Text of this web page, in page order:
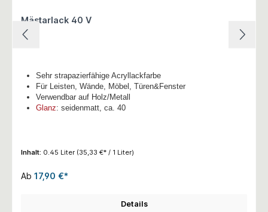
Mästarlack 40 V
Sehr strapazierfähige Acryllackfarbe
Für Leisten, Wände, Möbel, Türen&Fenster
Verwendbar auf Holz/Metall
Glanz: seidenmatt, ca. 40
Inhalt: 0.45 Liter (35,33 €* / 1 Liter)
Ab 17,90 €*
Details